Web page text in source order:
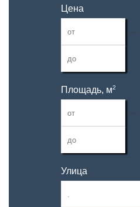
Цена
—
Площадь, м2
—
Улица